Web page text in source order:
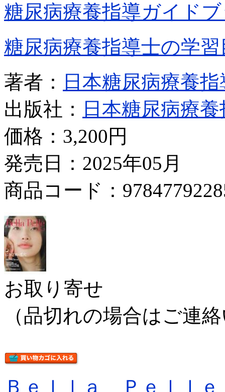
糖尿病療養指導ガイド
糖尿病療養指導士の学
著者：
日本糖尿病療養
出版社：
日本糖尿病療
価格： 3,200円
発売日：2025年05月
商品コード：
お取り寄せ
（品切れの場合はご連
Ｂｅｌｌａ Ｐｅｌｌ